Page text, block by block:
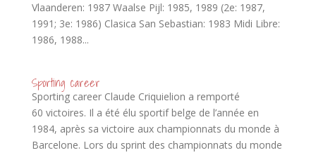
Vlaanderen: 1987 Waalse Pijl: 1985, 1989 (2e: 1987,
1991; 3e: 1986) Clasica San Sebastian: 1983 Midi Libre:
1986, 1988...
Sporting career
Sporting career Claude Criquielion a remporté
60 victoires. Il a été élu sportif belge de l’année en
1984, après sa victoire aux championnats du monde à
Barcelone. Lors du sprint des championnats du monde